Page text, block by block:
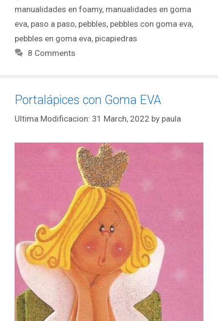
manualidades en foamy, manualidades en goma
eva, paso a paso, pebbles, pebbles con goma eva,
pebbles en goma eva, picapiedras
8 Comments
Portalápices con Goma EVA
31 March, 2022 by paula